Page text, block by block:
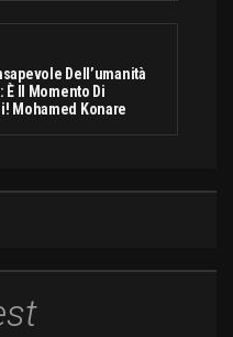
Dell’umanità
È Il Momento Di
Mohamed Konare